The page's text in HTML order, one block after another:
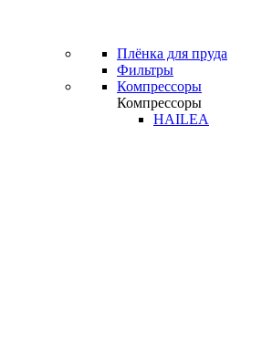
Плёнка для пруда
Фильтры
Компрессоры
Компрессоры
HAILEA